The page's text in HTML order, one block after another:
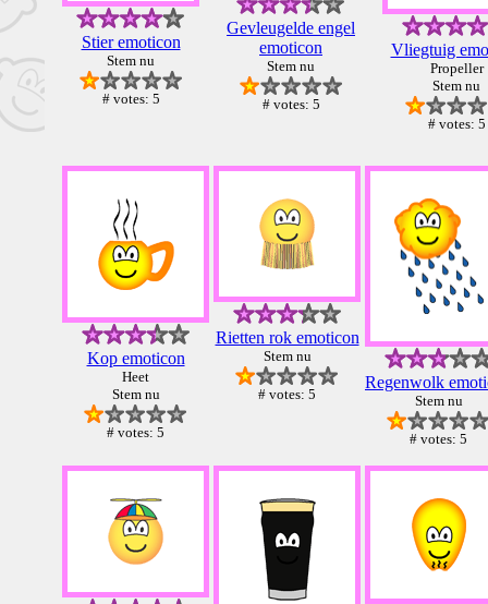
Stier emoticon
Stem nu
# votes: 5
Gevleugelde engel
emoticon
Stem nu
# votes: 5
Vliegtuig
Propeller
Stem nu
# votes: 5
Kop emoticon
Heet
Stem nu
# votes: 5
Rietten rok emoticon
Stem nu
# votes: 5
Regenwolk
Stem nu
# votes: 5